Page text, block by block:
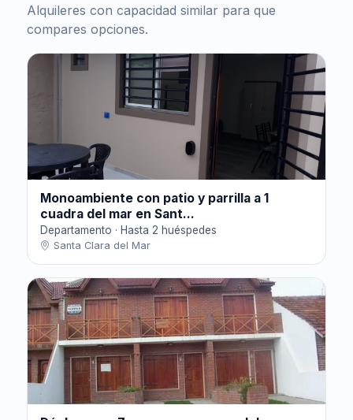
Alquileres con capacidad similar para que
compares opciones.
Monoambiente con patio y parrilla a 1
cuadra del mar en Sant...
Departamento · Hasta 2 huéspedes
Santa Clara del Mar